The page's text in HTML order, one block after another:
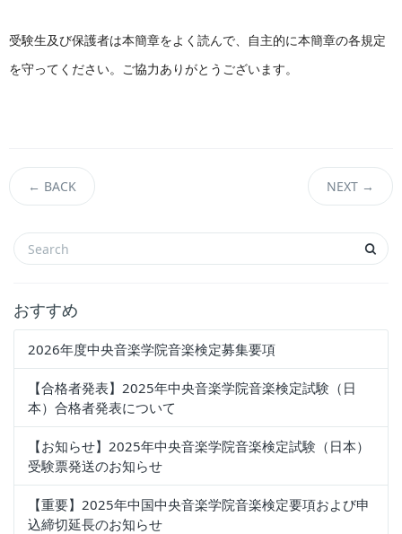
受験生及び保護者は本簡章をよく読んで、自主的に本簡章の各規定
を守ってください。ご協力ありがとうございます。
← BACK NEXT →
おすすめ
2026年度中央音楽学院音楽検定募集要項
【合格者発表】2025年中央音楽学院音楽検定試験（日
本）合格者発表について
【お知らせ】2025年中央音楽学院音楽検定試験（日本）
受験票発送のお知らせ
【重要】2025年中国中央音楽学院音楽検定要項および申
込締切延長のお知らせ